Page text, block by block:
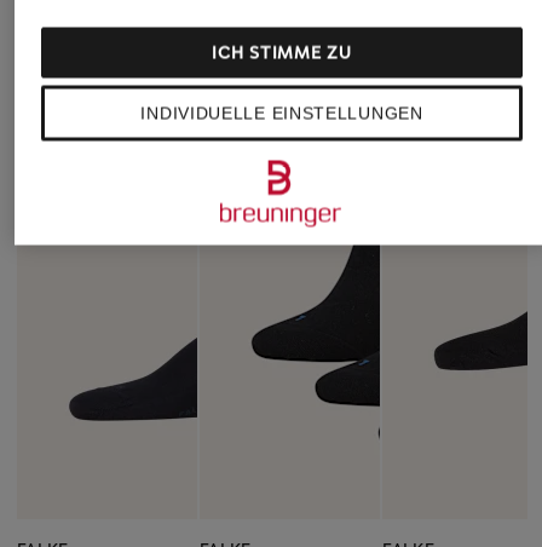
INDIVIDUELLE EINSTELLUNGEN
ICH STIMME ZU